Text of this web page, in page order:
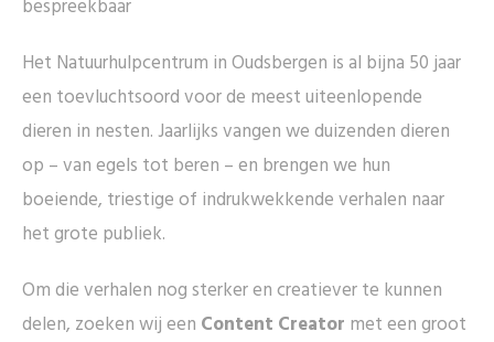
bespreekbaar
Het Natuurhulpcentrum in Oudsbergen is al bijna 50 jaar
een toevluchtsoord voor de meest uiteenlopende
dieren in nesten. Jaarlijks vangen we duizenden dieren
op – van egels tot beren – en brengen we hun
boeiende, triestige of indrukwekkende verhalen naar
het grote publiek.
Om die verhalen nog sterker en creatiever te kunnen
delen, zoeken wij een Content Creator met een groot